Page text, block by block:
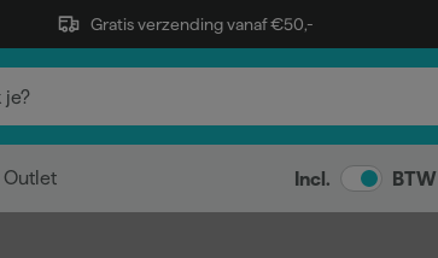
Gratis verzending vanaf €50,-
Outlet Incl. BTW